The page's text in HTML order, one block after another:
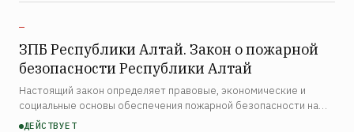
республики, органы м…
—
ЗПБ Республики Алтай. Закон о пожарной
безопасности Республики Алтай
Настоящий закон определяет правовые, экономические и
социальные основы обеспечения пожарной безопасности на
территории Республики Алтай. Закон распространяется на
ДЕЙСТВУЕТ